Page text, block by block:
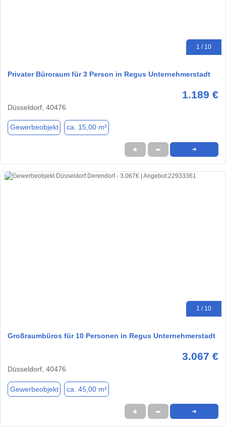
1 / 10
Privater Büroraum für 3 Person in Regus Unternehmerstadt
1.189 €
Düsseldorf, 40476
Gewerbeobjekt ca. 15,00 m²
★ ➦ ➜
1 / 10
Großraumbüros für 10 Personen in Regus Unternehmerstadt
3.067 €
Düsseldorf, 40476
Gewerbeobjekt ca. 45,00 m²
★ ➦ ➜